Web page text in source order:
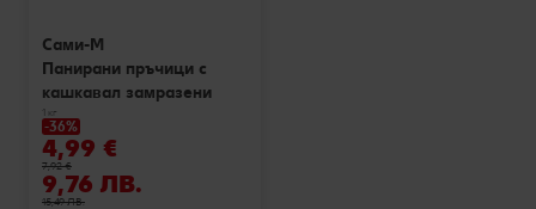
Сами-М
Панирани пръчици с
кашкавал замразени
1 кг
-36%
4,99 €
7,92 €
9,76 ЛВ.
15,49 ЛВ.